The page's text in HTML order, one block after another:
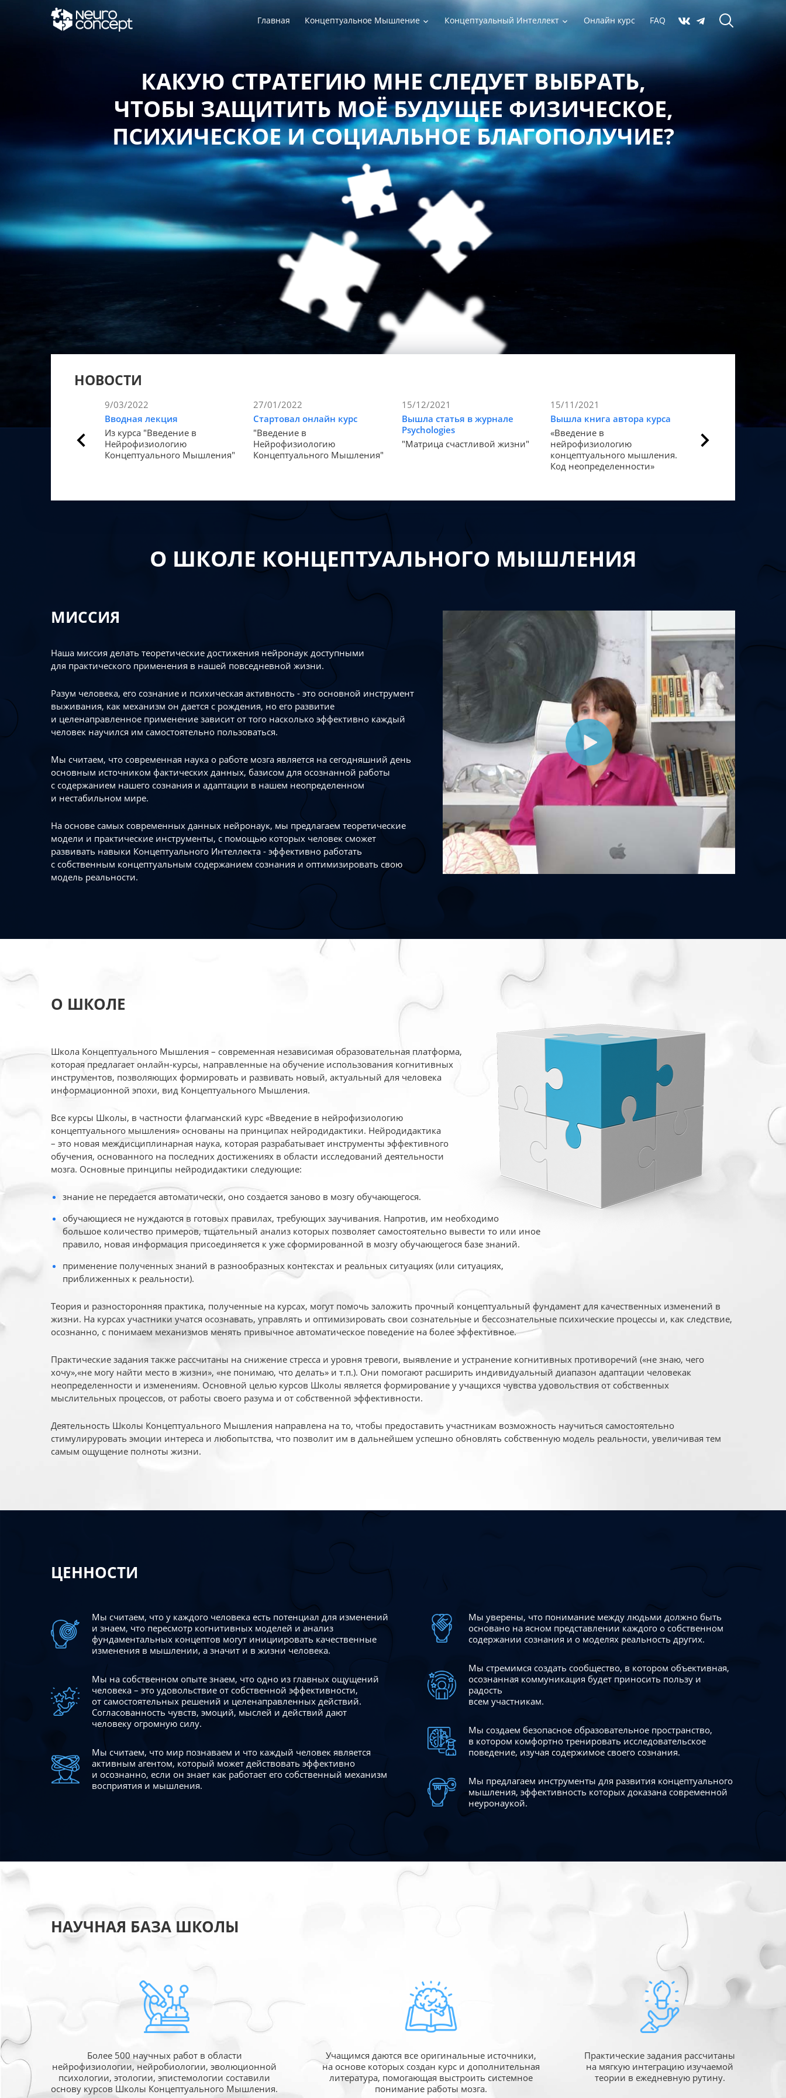
Главная Концептуальное Мышление Концептуальный Интеллект Онлайн курс FAQ
КАКУЮ СТРАТЕГИЮ МНЕ СЛЕДУЕТ ВЫБРАТЬ,
ЧТОБЫ ЗАЩИТИТЬ МОЁ БУДУЩЕЕ ФИЗИЧЕСКОЕ,
ПСИХИЧЕСКОЕ И СОЦИАЛЬНОЕ БЛАГОПОЛУЧИЕ?
НОВОСТИ
9/03/2022
Вводная лекция
Из курса "Введение в
Нейрофизиологию
Концептуального Мышления"
27/01/2022
Стартовал онлайн курс
"Введение в
Нейрофизиологию
Концептуального Мышления"
15/12/2021
Вышла статья в журнале
Psychologies
"Матрица счастливой жизни"
15/11/2021
Вышла книга автора курса
«Введение в
нейрофизиологию
концептуального мышления.
Код неопределенности»
Статья в Forbes
Как мозг
«счастье».
О ШКОЛЕ КОНЦЕПТУАЛЬНОГО МЫШЛЕНИЯ
МИССИЯ
Наша миссия делать теоретические достижения нейронаук доступными
для практического применения в нашей повседневной жизни.
Разум человека, его сознание и психическая активность - это основной инструмент
выживания, как механизм он дается с рождения, но его развитие
и целенаправленное применение зависит от того насколько эффективно каждый
человек научился им самостоятельно пользоваться.
Мы считаем, что современная наука о работе мозга является на сегодняшний день
основным источником фактических данных, базисом для осознанной работы
с содержанием нашего сознания и адаптации в нашем неопределенном
и нестабильном мире.
На основе самых современных данных нейронаук, мы предлагаем теоретические
модели и практические инструменты, с помощью которых человек сможет
развивать навыки Концептуального Интеллекта - эффективно работать
с собственным концептуальным содержанием сознания и оптимизировать свою
модель реальности.
О ШКОЛЕ
Школа Концептуального Мышления – современная независимая образовательная платформа,
которая предлагает онлайн-курсы, направленные на обучение использования когнитивных
инструментов, позволяющих формировать и развивать новый, актуальный для человека
информационной эпохи, вид Концептуального Мышления.
Все курсы Школы, в частности флагманский курс «Введение в нейрофизиологию
концептуального мышления» основаны на принципах нейродидактики. Нейродидактика
– это новая междисциплинарная наука, которая разрабатывает инструменты эффективного
обучения, основанного на последних достижениях в области исследований деятельности
мозга. Основные принципы нейродидактики следующие:
знание не передается автоматически, оно создается заново в мозгу обучающегося.
обучающиеся не нуждаются в готовых правилах, требующих заучивания. Напротив, им необходимо
большое количество примеров, тщательный анализ которых позволяет самостоятельно вывести то или иное
правило, новая информация присоединяется к уже сформированной в мозгу обучающегося базе знаний.
применение полученных знаний в разнообразных контекстах и реальных ситуациях (или ситуациях,
приближенных к реальности).
Теория и разносторонняя практика, полученные на курсах, могут помочь заложить прочный концептуальный фундамент для качественных изменений в
жизни. На курсах участники учатся осознавать, управлять и оптимизировать свои сознательные и бессознательные психические процессы и, как следствие,
осознанно, с понимаем механизмов менять привычное автоматическое поведение на более эффективное.
Практические задания также рассчитаны на снижение стресса и уровня тревоги, выявление и устранение когнитивных противоречий («не знаю, чего
хочу»,«не могу найти место в жизни», «не понимаю, что делать» и т.п.). Они помогают расширить индивидуальный диапазон адаптации человекак
неопределенности и изменениям. Основной целью курсов Школы является формирование у учащихся чувства удовольствия от собственных
мыслительных процессов, от работы своего разума и от собственной эффективности.
Деятельность Школы Концептуального Мышления направлена на то, чтобы предоставить участникам возможность научиться самостоятельно
стимулируровать эмоции интереса и любопытства, что позволит им в дальнейшем успешно обновлять собственную модель реальности, увеличивая тем
самым ощущение полноты жизни.
ЦЕННОСТИ
Мы считаем, что у каждого человека есть потенциал для изменений
и знаем, что пересмотр когнитивных моделей и анализ
фундаментальных концептов могут инициировать качественные
изменения в мышлении, а значит и в жизни человека.
Мы на собственном опыте знаем, что одно из главных ощущений
человека – это удовольствие от собственной эффективности,
от самостоятельных решений и целенаправленных действий.
Согласованность чувств, эмоций, мыслей и действий дают
человеку огромную силу.
Мы считаем, что мир познаваем и что каждый человек является
активным агентом, который может действовать эффективно
и осознанно, если он знает как работает его собственный механизм
восприятия и мышления.
Мы уверены, что понимание между людьми должно быть
основано на ясном представлении каждого о собственном
содержании сознания и о моделях реальность других.
Мы стремимся создать сообщество, в котором объективная,
осознанная коммуникация будет приносить пользу и
радость
всем участникам.
Мы создаем безопасное образовательное пространство,
в котором комфортно тренировать исследовательское
поведение, изучая содержимое своего сознания.
Мы предлагаем инструменты для развития концептуального
мышления, эффективность которых доказана современной
неуронаукой.
НАУЧНАЯ БАЗА ШКОЛЫ
Более 500 научных работ в области
нейрофизиологии, нейробиологии, эволюционной
психологии, этологии, эпистемологии составили
основу курсов Школы Концептуального Мышления.
Учащимся даются все оригинальные источники,
на основе которых создан курс и дополнительная
литература, помогающая выстроить системное
понимание работы мозга.
Практические задания рассчитаны
на мягкую интеграцию изучаемой
теории в ежедневную рутину.